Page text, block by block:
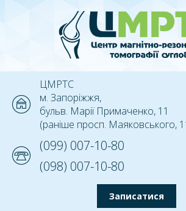
ЦМРТС
м. Запоріжжя,
бульв. Марії Примаченко, 11
(раніше просп. Маяковського,
(099) 007-10-80
(098) 007-10-80
Записатися